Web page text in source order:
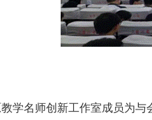
学名师创新工作室成员为